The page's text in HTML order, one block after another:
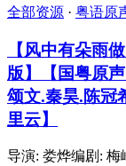
全部资源 · 粤语原
【风中有朵雨
版】【国粤原
颂文.秦昊.陈冠
里云】
导演: 娄烨编剧: 梅